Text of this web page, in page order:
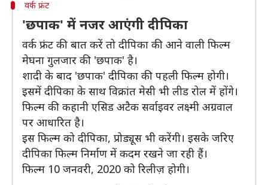
वर्क फ्रंट
'छपाक' में नजर आएंगी दीपिका
वर्क फ्रंट की बात करें तो दीपिका की आने वाली फिल्म
मेघना गुलजार की 'छपाक' है।
शादी के बाद 'छपाक' दीपिका की पहली फिल्म होगी।
इसमें दीपिका के साथ विक्रांत मेसी भी लीड रोल में होंगे।
फिल्म की कहानी एसिड अटैक सर्वाइवर लक्ष्मी अग्रवाल
पर आधारित है।
इस फिल्म को दीपिका, प्रोड्यूस भी करेंगी। इसके जरिए
दीपिका फिल्म निर्माण में कदम रखने जा रही हैं।
फिल्म 10 जनवरी, 2020 को रिलीज़ होगी।